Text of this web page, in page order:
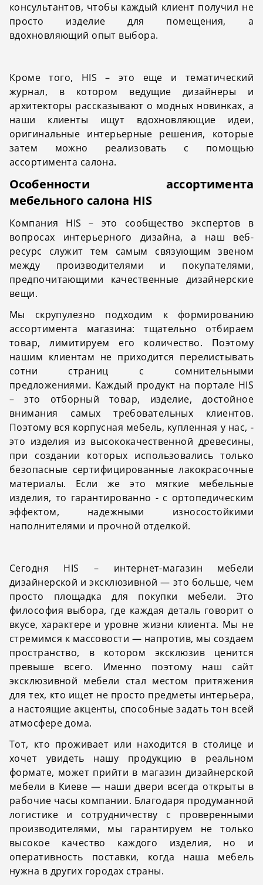
консультантов, чтобы каждый клиент получил не
просто изделие для помещения, а
вдохновляющий опыт выбора.
Кроме того, HIS – это еще и тематический
журнал, в котором ведущие дизайнеры и
архитекторы рассказывают о модных новинках, а
наши клиенты ищут вдохновляющие идеи,
оригинальные интерьерные решения, которые
затем можно реализовать с помощью
ассортимента салона.
Особенности ассортимента
мебельного салона HIS
Компания HIS – это сообщество экспертов в
вопросах интерьерного дизайна, а наш веб-
ресурс служит тем самым связующим звеном
между производителями и покупателями,
предпочитающими качественные дизайнерские
вещи.
Мы скрупулезно подходим к формированию
ассортимента магазина: тщательно отбираем
товар, лимитируем его количество. Поэтому
нашим клиентам не приходится перелистывать
сотни страниц с сомнительными
предложениями. Каждый продукт на портале HIS
– это отборный товар, изделие, достойное
внимания самых требовательных клиентов.
Поэтому вся корпусная мебель, купленная у нас, -
это изделия из высококачественной древесины,
при создании которых использовались только
безопасные сертифицированные лакокрасочные
материалы. Если же это мягкие мебельные
изделия, то гарантированно - с ортопедическим
эффектом, надежными износостойкими
наполнителями и прочной отделкой.
Сегодня HIS – интернет-магазин мебели
дизайнерской и эксклюзивной — это больше, чем
просто площадка для покупки мебели. Это
философия выбора, где каждая деталь говорит о
вкусе, характере и уровне жизни клиента. Мы не
стремимся к массовости — напротив, мы создаем
пространство, в котором эксклюзив ценится
превыше всего. Именно поэтому наш сайт
эксклюзивной мебели стал местом притяжения
для тех, кто ищет не просто предметы интерьера,
а настоящие акценты, способные задать тон всей
атмосфере дома.
Тот, кто проживает или находится в столице и
хочет увидеть нашу продукцию в реальном
формате, может прийти в магазин дизайнерской
мебели в Киеве — наши двери всегда открыты в
рабочие часы компании. Благодаря продуманной
логистике и сотрудничеству с проверенными
производителями, мы гарантируем не только
высокое качество каждого изделия, но и
оперативность поставки, когда наша мебель
нужна в других городах страны.